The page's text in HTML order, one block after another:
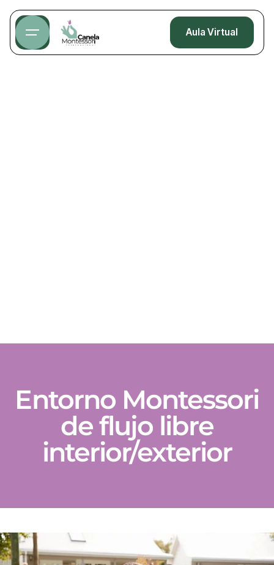
Aula Virtual
Entorno Montessori
de flujo libre
interior/exterior